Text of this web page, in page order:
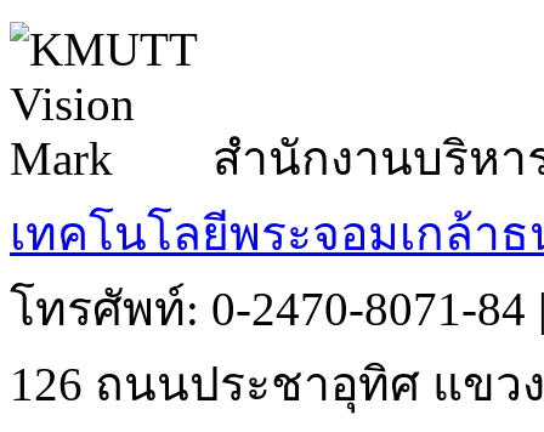
สำนักงานบริห
เทคโนโลยีพระจอมเกล้า
โทรศัพท์: 0-2470-8071-84
126 ถนนประชาอุทิศ แขว